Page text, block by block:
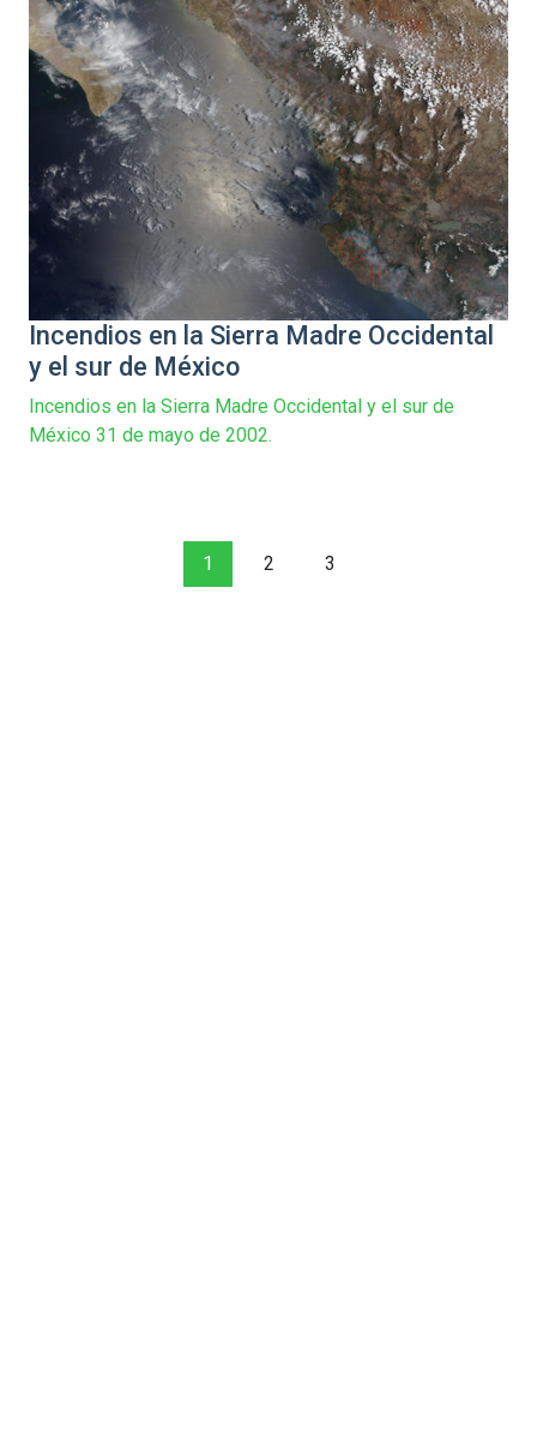
Incendios en la Sierra Madre Occidental
y el sur de México
Incendios en la Sierra Madre Occidental y el sur de
México 31 de mayo de 2002.
1 2 3